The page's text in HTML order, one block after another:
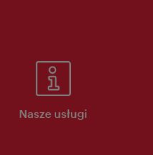
Nasze usługi